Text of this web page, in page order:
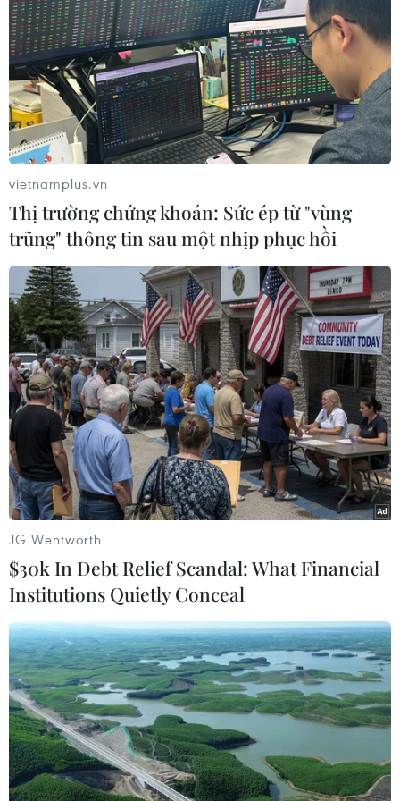
Thủ tướng Australia lên tiếng về việc xuất
khẩu nhôm sang Mỹ
03/06/2019 11:45
Theo Thủ tướng Australia, các nhà xuất khẩu nhôm nước
này đang tuân thủ các điều khoản trong thỏa thuận với
Mỹ, sau khi tờ New York Times đưa ông Trump xem xét
việc đánh thuế với Australia.
Mexico: Thuế nhập khẩu của Mỹ sẽ gây
vietnamplus.vn
Thị trường chứng khoán: Sức ép từ "vùng
trũng" thông tin sau một nhịp phục hồi
JG Wentworth
$30k In Debt Relief Scandal: What Financial
Institutions Quietly Conceal